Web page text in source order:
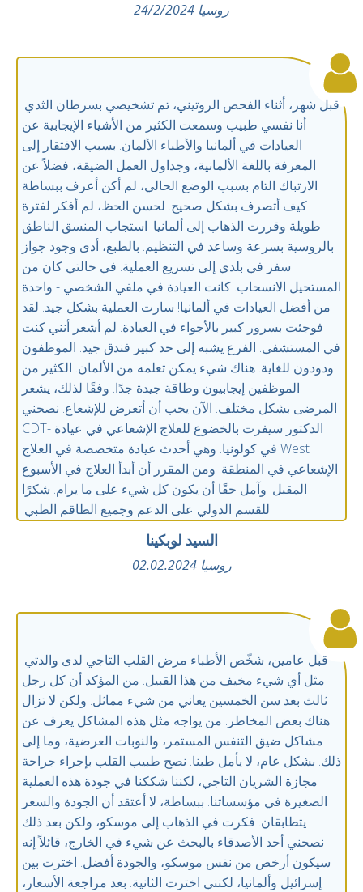
روسيا 24/2/2024
قبل شهر، أثناء الفحص الروتيني، تم تشخيصي بسرطان الثدي.
أنا نفسي طبيب وسمعت الكثير من الأشياء الإيجابية عن
العيادات في ألمانيا والأطباء الألمان. بسبب الافتقار إلى
المعرفة باللغة الألمانية، وجداول العمل الضيقة، فضلاً عن
الارتباك التام بسبب الوضع الحالي، لم أكن أعرف ببساطة
كيف أتصرف بشكل صحيح. لحسن الحظ، لم أفكر لفترة
طويلة وقررت الذهاب إلى ألمانيا. استجاب المنسق الناطق
بالروسية بسرعة وساعد في التنظيم. بالطبع، أدى وجود جواز
سفر في بلدي إلى تسريع العملية. في حالتي كان من
المستحيل الانسحاب. كانت العيادة في ملفي الشخصي - واحدة
من أفضل العيادات في ألمانيا! سارت العملية بشكل جيد. لقد
فوجئت بسرور كبير بالأجواء في العيادة. لم أشعر أنني كنت
في المستشفى. الفرع يشبه إلى حد كبير فندق جيد. الموظفون
ودودون للغاية. هناك شيء يمكن تعلمه من الألمان. الكثير من
الموظفين إيجابيون وطاقة جيدة جدًا. وفقًا لذلك، يشعر
المرضى بشكل مختلف. الآن يجب أن أتعرض للإشعاع. نصحني
الدكتور سيفرت بالخضوع للعلاج الإشعاعي في عيادة CDT-
West في كولونيا. وهي أحدث عيادة متخصصة في العلاج
الإشعاعي في المنطقة. ومن المقرر أن أبدأ العلاج في الأسبوع
المقبل. وآمل حقًا أن يكون كل شيء على ما يرام. شكرًا
للقسم الدولي على الدعم وجميع الطاقم الطبي.
السيد لوبكينا
روسيا 02.02.2024
قبل عامين، شخّص الأطباء مرض القلب التاجي لدى والدتي.
مثل أي شيء مخيف من هذا القبيل. من المؤكد أن كل رجل
ثالث بعد سن الخمسين يعاني من شيء مماثل. ولكن لا تزال
هناك بعض المخاطر. من يواجه مثل هذه المشاكل يعرف عن
مشاكل ضيق التنفس المستمر، والنوبات العرضية، وما إلى
ذلك. بشكل عام، لا يأمل طبنا. نصح طبيب القلب بإجراء جراحة
مجازة الشريان التاجي، لكننا شككنا في جودة هذه العملية
الصغيرة في مؤسساتنا. ببساطة، لا أعتقد أن الجودة والسعر
يتطابقان. فكرت في الذهاب إلى موسكو، ولكن بعد ذلك
نصحني أحد الأصدقاء بالبحث عن شيء في الخارج، قائلاً إنه
سيكون أرخص من نفس موسكو، والجودة أفضل. اخترت بين
إسرائيل وألمانيا، لكنني اخترت الثانية. بعد مراجعة الأسعار،